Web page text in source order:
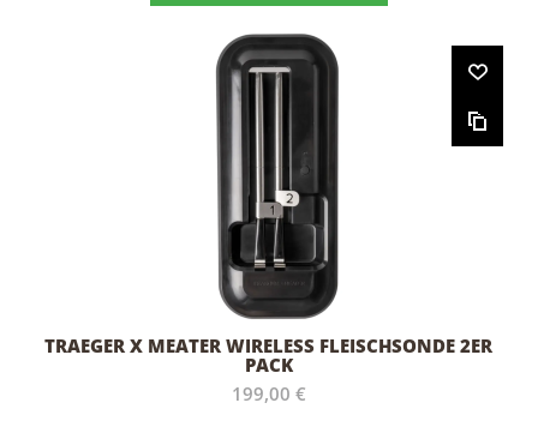
TRAEGER X MEATER WIRELESS FLEISCHSONDE 2ER
PACK
199,00 €